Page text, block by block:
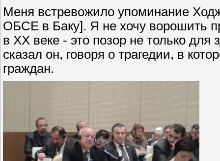
Меня встревожило упоминание
ОБСЕ в Баку]. Я не хочу ворошить
в XX веке - это позор не только
сказал он, говоря о трагедии, в
граждан.